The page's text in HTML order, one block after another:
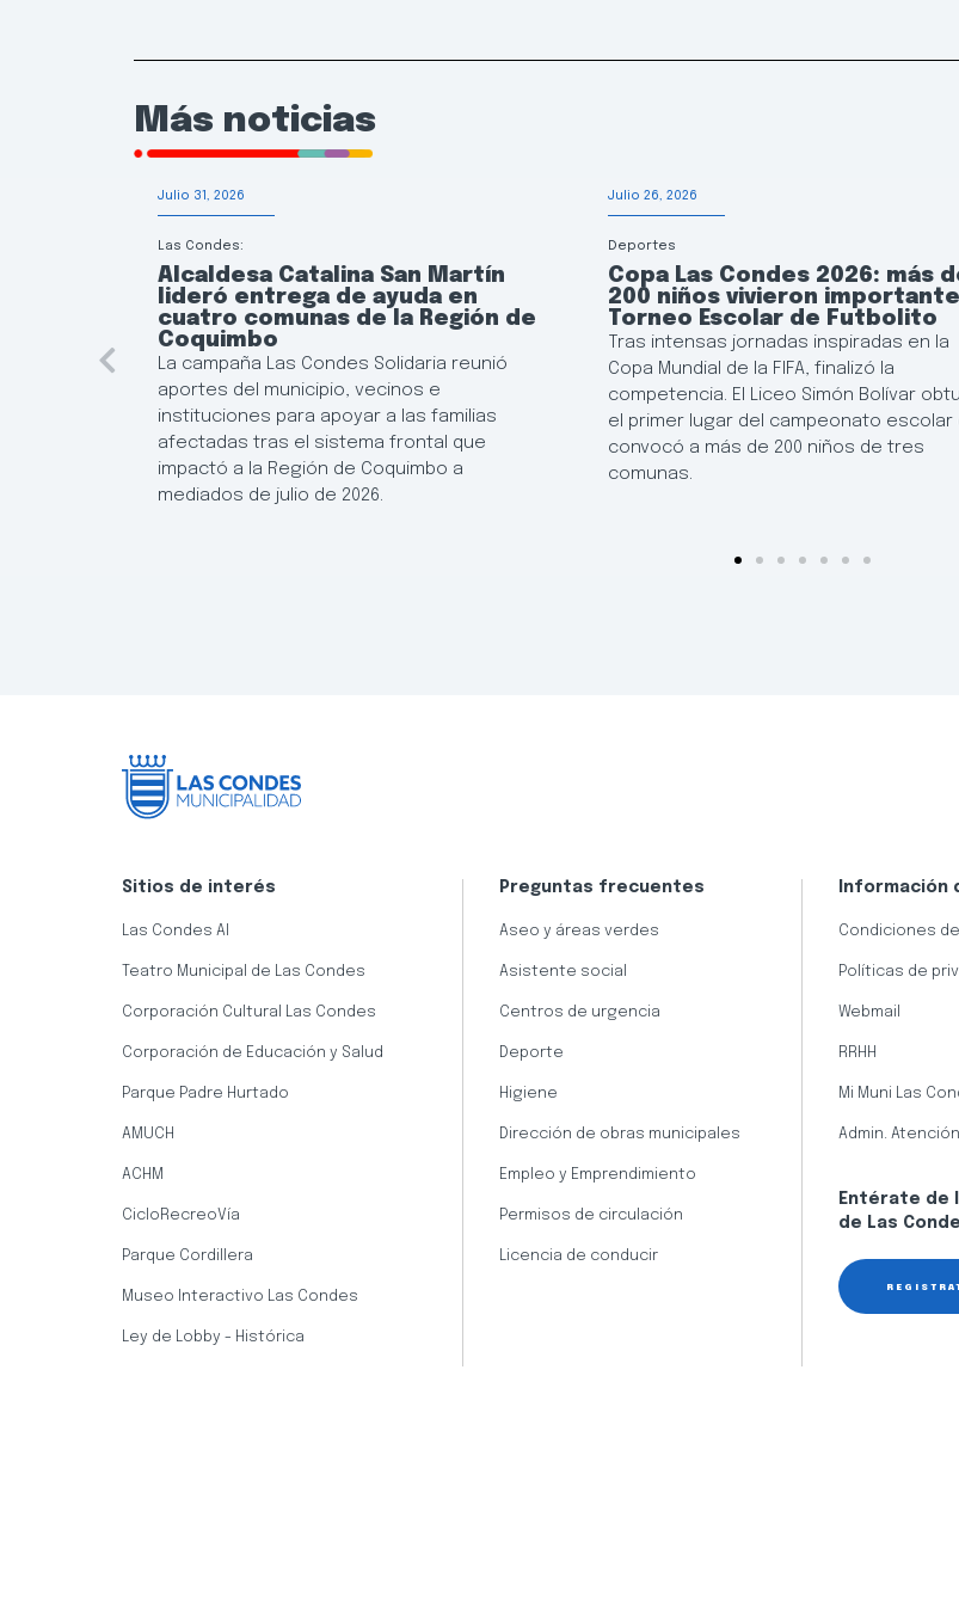
Más noticias
Julio 31, 2026
Las Condes:
Alcaldesa Catalina San Martín
lideró entrega de ayuda en
cuatro comunas de la Región de
Coquimbo
La campaña Las Condes Solidaria reunió
aportes del municipio, vecinos e
instituciones para apoyar a las familias
afectadas tras el sistema frontal que
impactó a la Región de Coquimbo a
mediados de julio de 2026.
Julio 26, 2026
Deportes
Copa Las Condes 2026: más
200 niños vivieron importante
Torneo Escolar de Futbolito
Tras intensas jornadas inspiradas en la
Copa Mundial de la FIFA, finalizó la
competencia. El Liceo Simón Bolívar
el primer lugar del campeonato escolar
convocó a más de 200 niños de tres
comunas.
Sitios de interés
Las Condes AI
Teatro Municipal de Las Condes
Corporación Cultural Las Condes
Corporación de Educación y Salud
Parque Padre Hurtado
AMUCH
ACHM
CicloRecreoVía
Parque Cordillera
Museo Interactivo Las Condes
Ley de Lobby - Histórica
Preguntas frecuentes
Aseo y áreas verdes
Asistente social
Centros de urgencia
Deporte
Higiene
Dirección de obras municipales
Empleo y Emprendimiento
Permisos de circulación
Licencia de conducir
Información
Condiciones
Políticas de
Webmail
RRHH
Mi Muni Las
Admin.
Entérate de
de Las